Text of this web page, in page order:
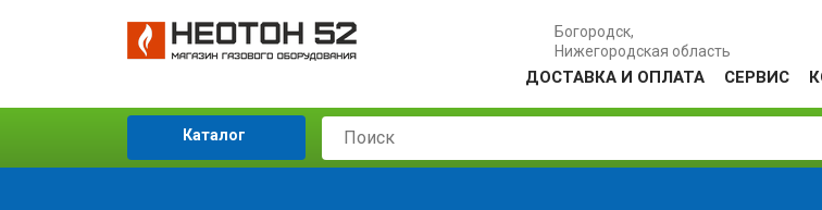
Богородск,
Нижегородская область
ДОСТАВКА И ОПЛАТА СЕРВИС
Каталог